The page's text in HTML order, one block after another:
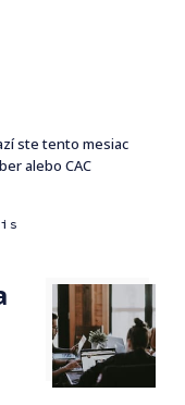
ste tento mesiac
alebo CAC